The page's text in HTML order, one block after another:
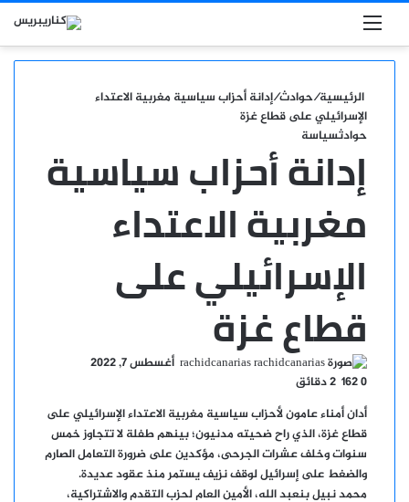
القائمة
الرئيسية/حوادث/إدانة أحزاب سياسية مغربية الاعتداء
الإسرائيلي على قطاع غزة
حوادثسياسة
إدانة أحزاب سياسية
مغربية الاعتداء
الإسرائيلي على
قطاع غزة
rachidcanarias أرسل
أغسطس 7, 2022
0
أدان أمناء عامون لأحزاب سياسية مغربية الاعتداء الإسرائيلي على
قطاع غزة، الذي راح ضحيته مدنيون؛ بينهم طفلة لا تتجاوز خمس
سنوات وخلف عشرات الجرحى، مؤكدين على ضرورة التعامل الصارم
والضغط على إسرائيل لوقف نزيف يستمر منذ عقود عديدة.
محمد نبيل بنعبد الله، الأمين العام لحزب التقدم والاشتراكية،